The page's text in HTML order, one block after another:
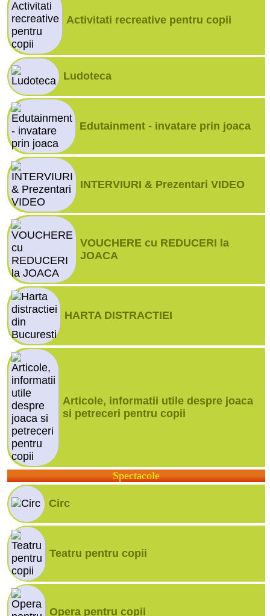
Activitati recreative pentru copii
Ludoteca
Edutainment - invatare prin joaca
INTERVIURI & Prezentari VIDEO
VOUCHERE cu REDUCERI la
JOACA
HARTA DISTRACTIEI
Articole, informatii utile despre joaca
si petreceri pentru copii
Spectacole
Circ
Teatru pentru copii
Opera pentru copii